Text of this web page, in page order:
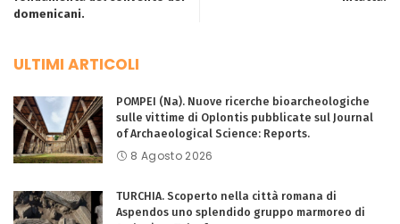
domenicani.
ULTIMI ARTICOLI
POMPEI (Na). Nuove ricerche bioarcheologiche
sulle vittime di Oplontis pubblicate sul Journal
of Archaeological Science: Reports.
8 Agosto 2026
TURCHIA. Scoperto nella città romana di
Aspendos uno splendido gruppo marmoreo di